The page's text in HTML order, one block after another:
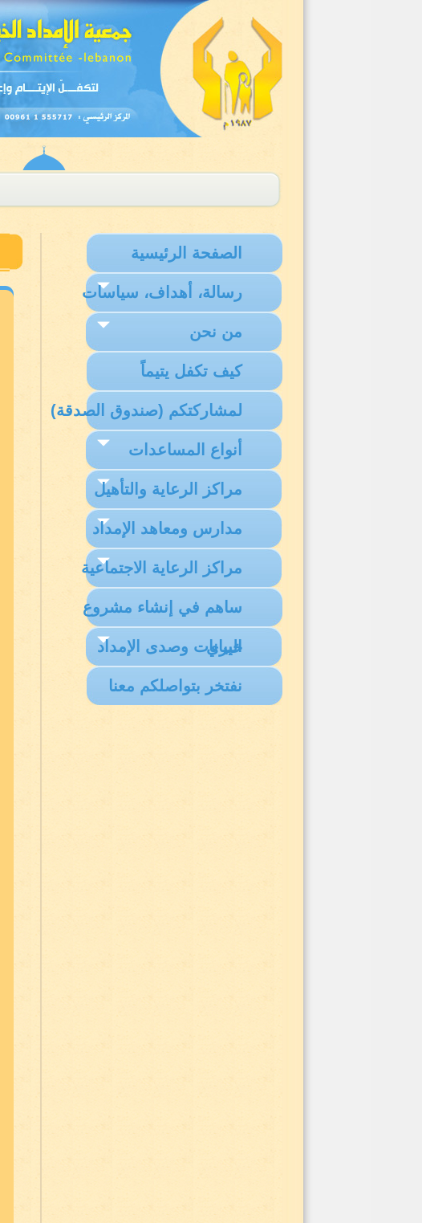
الصفحة الرئيسية
رسالة، أهداف، سياسات
من نحن
كيف تكفل يتيماً
لمشاركتكم (صندوق الصدقة)
أنواع المساعدات
مراكز الرعاية والتأهيل
مدارس ومعاهد الإمداد
مراكز الرعاية الاجتماعية
ساهم في إنشاء مشروع
خيري
البيانات وصدى الإمداد
نفتخر بتواصلكم معنا